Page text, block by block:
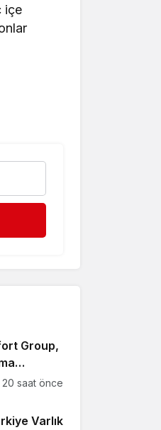
içe
Group,
20 saat önce
Varlık